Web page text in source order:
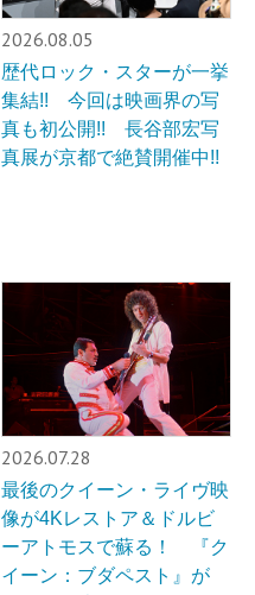
2026.08.05
歴代ロック・スターが一挙
集結!! 今回は映画界の写
真も初公開!! 長谷部宏写
真展が京都で絶賛開催中!!
2026.07.28
最後のクイーン・ライヴ映
像が4Kレストア＆ドルビ
ーアトモスで蘇る！ 『ク
イーン：ブダペスト』が